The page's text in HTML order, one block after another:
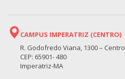
CAMPUS IMPERATRIZ (CENTRO)
R. Godofredo Viana, 1300 – Centro
CEP: 65901- 480
Imperatriz-MA